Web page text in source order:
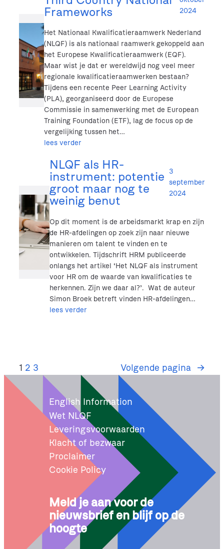
Frameworks
2024
Het Nationaal Kwalificatieraamwerk Nederland
(NLQF) is als nationaal raamwerk gekoppeld aan
het Europese Kwalificatieraamwerk (EQF).
Maar wist je dat er wereldwijd nog veel meer
regionale kwalificatieraamwerken bestaan?
Tijdens een recente Peer Learning Activity
(PLA), georganiseerd door de Europese
Commissie in samenwerking met de European
Training Foundation (ETF), lag de focus op de
vergelijking tussen het…
lees verder
NLQF als HR-
instrument: potentie
groot maar nog te
weinig benut
3
september
2024
Op dit moment is de arbeidsmarkt krap en zijn
de HR-afdelingen op zoek zijn naar nieuwe
manieren om talent te vinden en te
ontwikkelen. Tijdschrift HRM publiceerde
onlangs het artikel ‘Het NLQF als instrument
voor HR om de waarde van kwalificaties te
herkennen. Zijn we daar al?’. Wat de auteur
Simon Broek betreft vinden HR-afdelingen…
lees verder
1 2 3 Volgende pagina →
English Information
Wet NLQF
Leveringsvoorwaarden
Klacht of bezwaar
Proclaimer
Cookie Policy
Meld je aan voor de
nieuwsbrief en blijf op de
hoogte